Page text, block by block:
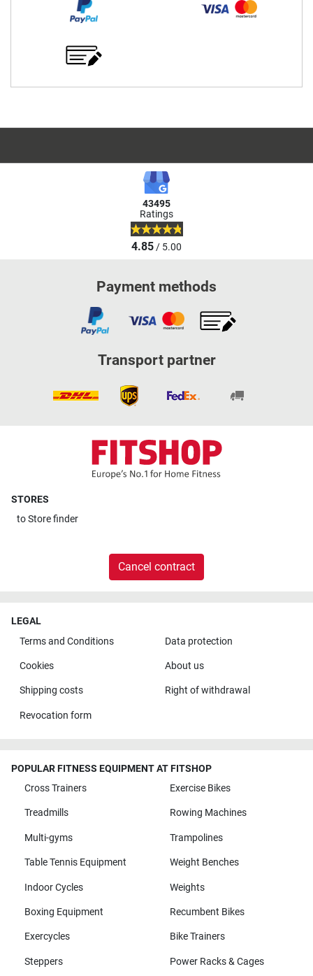
43495
Ratings
4.85/ 5.00
Payment methods
Transport partner
STORES
toStore finder
Cancel contract
LEGAL
Terms and Conditions
Data protection
Cookies About us
Shipping costs Right of withdrawal
Revocation form
POPULAR FITNESS EQUIPMENT AT FITSHOP
Cross Trainers
Exercise Bikes
Treadmills Rowing Machines
Multi-gyms Trampolines
Table Tennis Equipment Weight Benches
Indoor Cycles Weights
Boxing Equipment Recumbent Bikes
Exercycles Bike Trainers
Steppers Power Racks & Cages